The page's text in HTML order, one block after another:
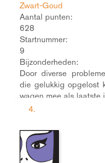
Zwart-Goud
Aantal punten:
628
Startnummer:
9
Bijzonderheden:
Door diverse
die gelukkig opgelost
wagen mee als laatste
4.